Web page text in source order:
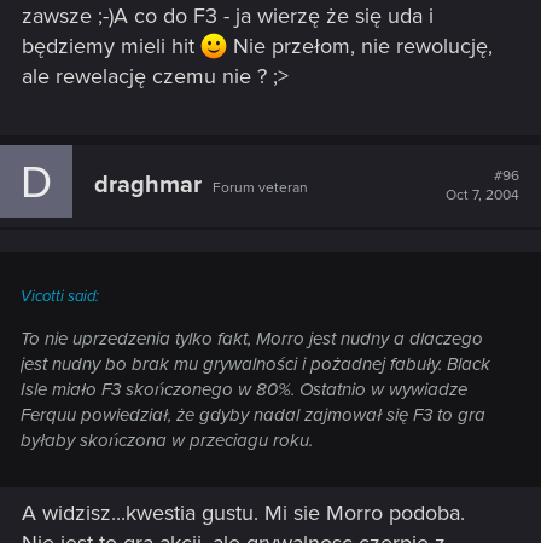
zawsze ;-)A co do F3 - ja wierzę że się uda i
będziemy mieli hit
Nie przełom, nie rewolucję,
ale rewelację czemu nie ? ;>
D draghmar Forum veteran
#96
Oct 7, 2004
Vicotti said:
To nie uprzedzenia tylko fakt, Morro jest nudny a dlaczego
jest nudny bo brak mu grywalności i pożadnej fabuły. Black
Isle miało F3 skończonego w 80%. Ostatnio w wywiadze
Ferquu powiedział, że gdyby nadal zajmował się F3 to gra
byłaby skończona w przeciagu roku.
A widzisz...kwestia gustu. Mi sie Morro podoba.